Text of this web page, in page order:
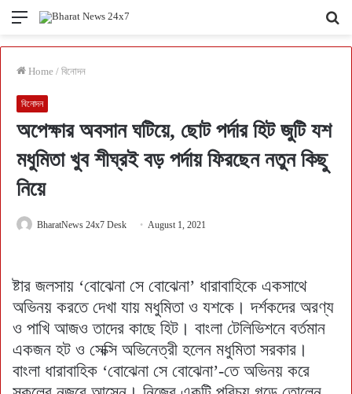
Menu
Home / বিনোদন
বিনোদন
অপেক্ষার অবসান ঘটিয়ে, ছোট পর্দার হিট জুটি যশ
মধুমিতা খুব শীঘ্রই বড় পর্দায় ফিরছেন নতুন কিছু
নিয়ে
BharatNews 24x7 Desk August 1, 2021
ষ্টার জলসায় ‘বোঝেনা সে বোঝেনা’ ধারাবাহিকে একসাথে
অভিনয় করতে দেখা যায় মধুমিতা ও যশকে। দর্শকদের অরণ্য
ও পাখি আজও তাদের কাছে হিট। বাংলা টেলিভিশনে বর্তমান
একজন হট ও সেক্সি অভিনেত্রী হলেন মধুমিতা সরকার।
বাংলা ধারাবাহিক ‘বোঝেনা সে বোঝেনা’-তে অভিনয় করে